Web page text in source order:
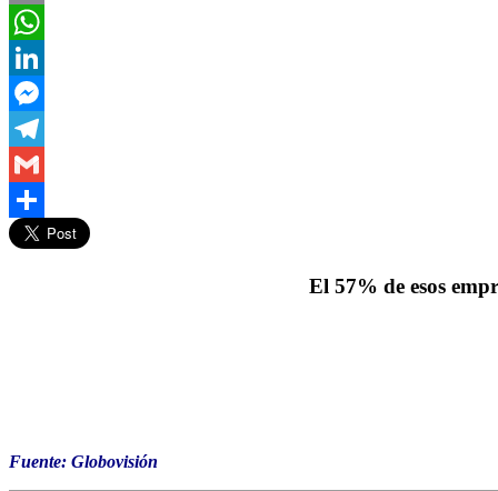
Email
WhatsApp
LinkedIn
Messenger
Telegram
Gmail
Compartir
El 57% de esos
Fuente: Globovisión